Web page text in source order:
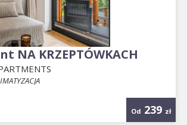
Od 239 zł
NA KRZEPTÓWKACH